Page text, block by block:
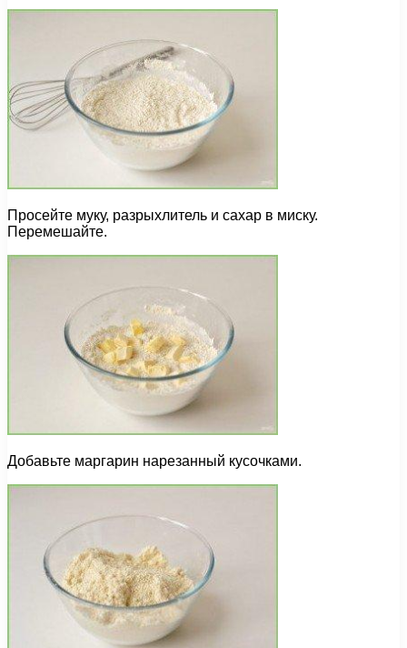
Просейте муку, разрыхлитель и сахар в миску.
Перемешайте.
Добавьте маргарин нарезанный кусочками.